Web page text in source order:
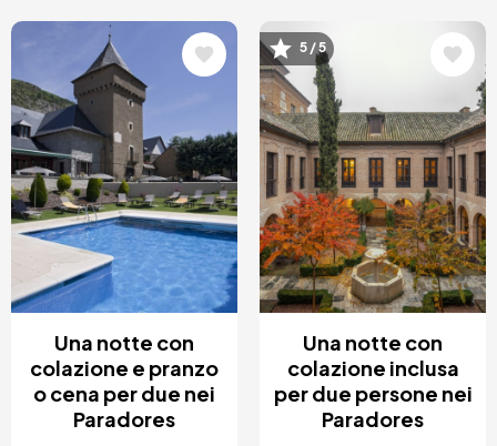
Immagine
Una notte con
colazione e pranzo
o cena per due nei
Paradores
Immagine
5 / 5
Una notte con
colazione inclusa
per due persone nei
Paradores